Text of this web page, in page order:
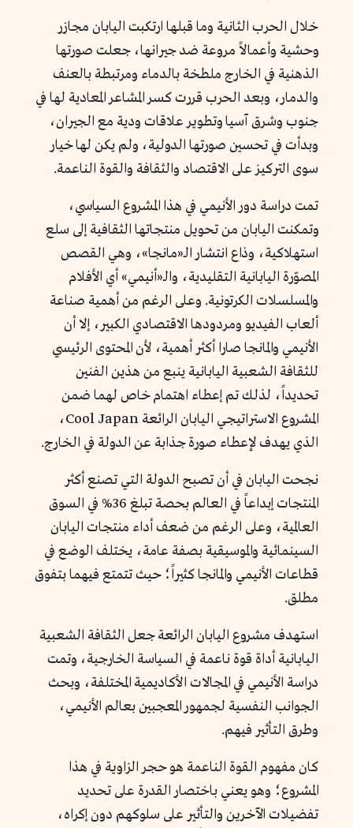
خلال الحرب الثانية وما قبلها ارتكبت اليابان مجازر
وحشية وأعمالاً مروعة ضد جيرانها، جعلت صورتها
الذهنية في الخارج ملطخة بالدماء ومرتبطة بالعنف
والدمار، وبعد الحرب قررت كسر المشاعر المعادية لها في
جنوب وشرق آسيا وتطوير علاقات ودية مع الجيران،
وبدأت في تحسين صورتها الدولية، ولم يكن لها خيار
سوى التركيز على الاقتصاد والثقافة والقوة الناعمة.
تمت دراسة دور الأنيمي في هذا المشروع السياسي،
وتمكنت اليابان من تحويل منتجاتها الثقافية إلى سلع
استهلاكية، وذاع انتشار الـ«مانجا»، وهي القصص
المصوّرة اليابانية التقليدية، والـ«أنيمي» أي الأفلام
والمسلسلات الكرتونية. وعلى الرغم من أهمية صناعة
ألعاب الفيديو ومردودها الاقتصادي الكبير، إلا أن
الأنيمي والمانجا صارا أكثر أهمية، لأن المحتوى الرئيسي
للثقافة الشعبية اليابانية ينبع من هذين الفنين
تحديداً، لذلك تم إعطاء اهتمام خاص لهما ضمن
المشروع الاستراتيجي اليابان الرائعة Cool Japan،
الذي يهدف لإعطاء صورة جذابة عن الدولة في الخارج.
نجحت اليابان في أن تصبح الدولة التي تصنع أكثر
المنتجات إبداعاً في العالم بحصة تبلغ 36% في السوق
العالمية، وعلى الرغم من ضعف أداء منتجات اليابان
السينمائية والموسيقية بصفة عامة، يختلف الوضع في
قطاعات الأنيمي والمانجا كثيراً؛ حيث تتمتع فيهما بتفوق
مطلق.
استهدف مشروع اليابان الرائعة جعل الثقافة الشعبية
اليابانية أداة قوة ناعمة في السياسة الخارجية، وتمت
دراسة الأنيمي في المجالات الأكاديمية المختلفة، وبحث
الجوانب النفسية لجمهور المعجبين بعالم الأنيمي،
وطرق التأثير فيهم.
كان مفهوم القوة الناعمة هو حجر الزاوية في هذا
المشروع؛ وهو يعني باختصار القدرة على تحديد
تفضيلات الآخرين والتأثير على سلوكهم دون إكراه،